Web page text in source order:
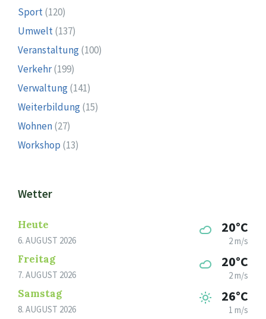
Sport(120)
Umwelt(137)
Veranstaltung(100)
Verkehr(199)
Verwaltung(141)
Weiterbildung(15)
Wohnen(27)
Workshop (13)
Wetter
Heute
6. AUGUST 2026
20°C
2 m/s
Freitag
7. AUGUST 2026
20°C
2 m/s
Samstag
8. AUGUST 2026
26°C
1 m/s